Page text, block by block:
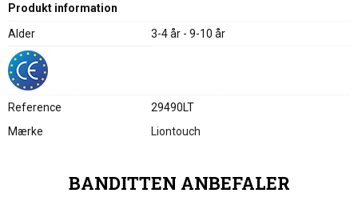
Produkt information
Alder
3-4 år - 9-10 år
Reference
29490LT
Mærke
Liontouch
BANDITTEN ANBEFALER